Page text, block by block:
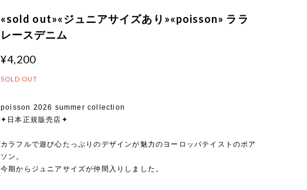
«sold out»«ジュニアサイズあり»«poisson» ララ
レースデニム
¥4,200
SOLD OUT
poisson 2026 summer collection
✦日本正規販売店✦
カラフルで遊び心たっぷりのデザインが魅力のヨーロッパテイストのポア
ソン。
今期からジュニアサイズが仲間入りしました。